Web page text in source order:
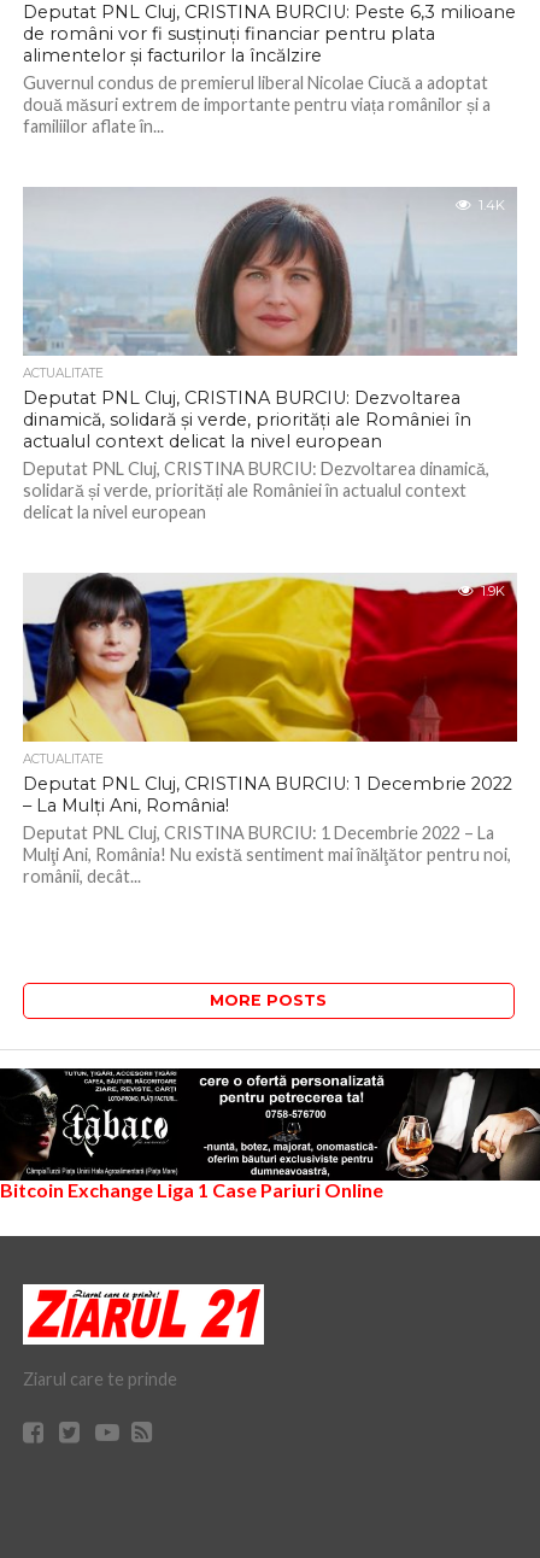
Deputat PNL Cluj, CRISTINA BURCIU: Peste 6,3 milioane
de români vor fi susținuți financiar pentru plata
alimentelor și facturilor la încălzire
Guvernul condus de premierul liberal Nicolae Ciucă a adoptat
două măsuri extrem de importante pentru viața românilor și a
familiilor aflate în...
1.4K
ACTUALITATE
Deputat PNL Cluj, CRISTINA BURCIU: Dezvoltarea
dinamică, solidară și verde, priorități ale României în
actualul context delicat la nivel european
Deputat PNL Cluj, CRISTINA BURCIU: Dezvoltarea dinamică,
solidară și verde, priorități ale României în actualul context
delicat la nivel european
1.9K
ACTUALITATE
Deputat PNL Cluj, CRISTINA BURCIU: 1 Decembrie 2022
– La Mulţi Ani, România!
Deputat PNL Cluj, CRISTINA BURCIU: 1 Decembrie 2022 – La
Mulţi Ani, România! Nu există sentiment mai înălţător pentru noi,
românii, decât...
MORE POSTS
Bitcoin Exchange Liga 1 Case Pariuri Online
Ziarul care te prinde